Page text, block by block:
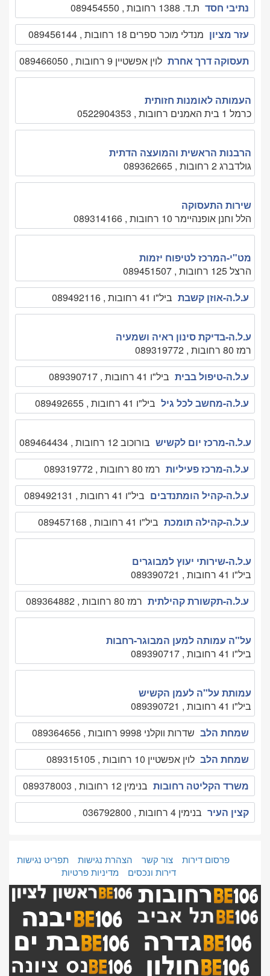
נתיבי חסד ת.ד. 1388 רחובות , 089454550
עזר מציון מנדלי מוכר ספרים 18 רחובות , 089456144
תעסוקה דרך אחרת לוין אפשטיין 9 רחובות , 089466050
העמותה לאומנות חזותית
כרמל 1 בית האמנים רחובות , 0522904353
הרבנות הראשית והמועצה הדתית
גולדברג 2 רחובות , 089362665
שירות התעסוקה
הלל וחנן אופנהיימר 10 רחובות , 089314166
מט"י-המרכז לטיפוח יזמות
הרצל 125 רחובות , 089451507
ע.ל.ה-אוזן קשבת ביל"ו 41 רחובות , 089492116
ע.ל.ה-בדיקת סינון ראיה ושמעיה
רמז 80 רחובות , 089319772
ע.ל.ה-טיפול בבית ביל"ו 41 רחובות , 089390717
ע.ל.ה-מחשב לכל גיל ביל"ו 41 רחובות , 089492655
ע.ל.ה-מרכז יום לקשיש בורוכוב 12 רחובות , 089464434
ע.ל.ה-מרכז פעיליות רמז 80 רחובות , 089319772
ע.ל.ה-קהיל הומתנדבים ביל"ו 41 רחובות , 089492131
ע.ל.ה-קהילה תומכת ביל"ו 41 רחובות , 089457168
ע.ל.ה-שירותי יעוץ למבוגרים
ביל"ו 41 רחובות , 089390721
ע.ל.ה-תקשורת קהילתית רמז 80 רחובות , 089364882
על"ה עמותה למען המבוגר-רחבות
ביל"ו 41 רחובות , 089390717
עמותת על"ה לעמן הקשיש
ביל"ו 41 רחובות , 089390721
שמחת הלב שדרות ווקלני 9998 רחובות , 089364656
שמחת הלב לוין אפשטיין 10 רחובות , 089315105
משרד הקליטה רחובות בנימין 12 רחובות , 089378003
קצין העיר בנימין 4 רחובות , 036792800
פרסום דירות צור קשר הצהרת נגישות
תפריט נגישות
דירות ונכסים
מדיניות פרטיות